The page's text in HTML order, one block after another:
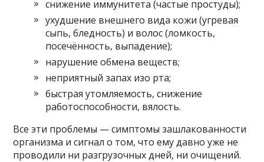
снижение иммунитета (частые простуды);
ухудшение внешнего вида кожи (угревая
сыпь, бледность) и волос (ломкость,
посечённость, выпадение);
нарушение обмена веществ;
неприятный запах изо рта;
быстрая утомляемость, снижение
работоспособности, вялость.
Все эти проблемы — симптомы зашлакованности
организма и сигнал о том, что ему давно уже не
проводили ни разгрузочных дней, ни очищений.